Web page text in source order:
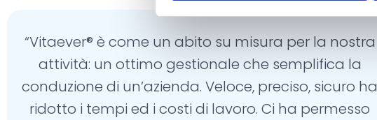
“Vitaever® è come un abito su misura per la nostra
attività: un ottimo gestionale che semplifica la
conduzione di un’azienda. Veloce, preciso, sicuro ha
ridotto i tempi ed i costi di lavoro. Ci ha permesso